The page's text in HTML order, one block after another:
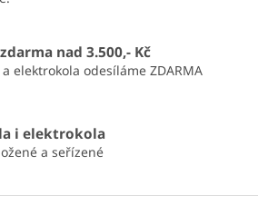
nad 3.500,- Kč
elektrokola odesíláme ZDARMA
i elektrokola
a seřízené